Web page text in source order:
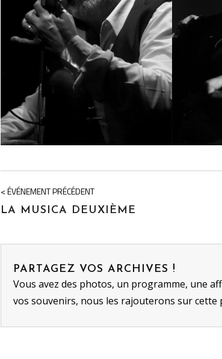
< ÉVÉNEMENT PRÉCÉDENT
LA MUSICA DEUXIÈME
PARTAGEZ VOS ARCHIVES !
Vous avez des photos, un programme, une
vos souvenirs, nous les rajouterons sur cette